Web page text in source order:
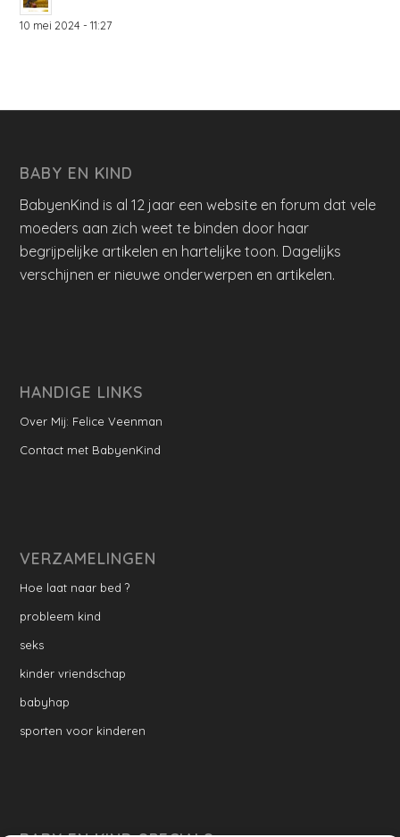
10 mei 2024 - 11:27
BABY EN KIND
BabyenKind is al 12 jaar een website en forum dat vele
moeders aan zich weet te binden door haar
begrijpelijke artikelen en hartelijke toon. Dagelijks
verschijnen er nieuwe onderwerpen en artikelen.
HANDIGE LINKS
Over Mij: Felice Veenman
Contact met BabyenKind
VERZAMELINGEN
Hoe laat naar bed ?
probleem kind
seks
kinder vriendschap
babyhap
sporten voor kinderen